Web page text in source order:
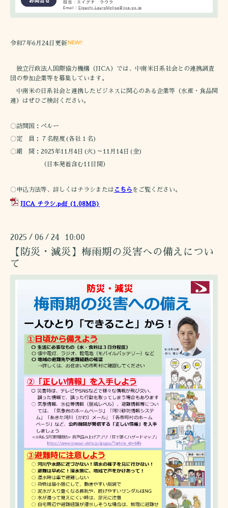
令和7年6月24日更新
独立行政法人国際協力機構（JICA）では、中南米日系社会との連携調査
団の参加企業等を募集しています。
中南米の日系社会と連携したビジネスに関心のある企業等（水産・食品関
連）はぜひご検討ください。
〇訪問国：ペルー
〇定 員：７名程度(各社１名)
〇期 間：2025年11月4日(火)～11月14日(金)
（日本発着含む11日間）
〇申込方法等、詳しくはチラシまたは こちらをご覧ください。
JICA チラシ.pdf(1.08MB)
2025 / 06 / 24 10:00
【防災・減災】梅雨期の災害への備えについ
て